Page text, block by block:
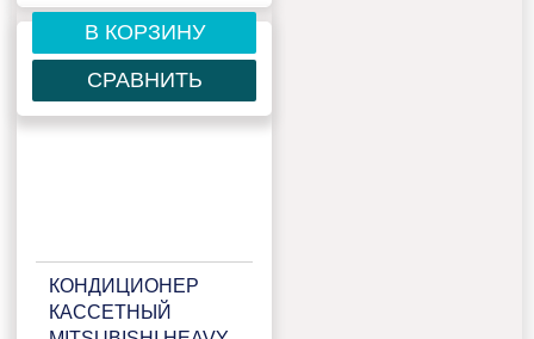
В КОРЗИНУ
СРАВНИТЬ
КОНДИЦИОНЕР
КАССЕТНЫЙ